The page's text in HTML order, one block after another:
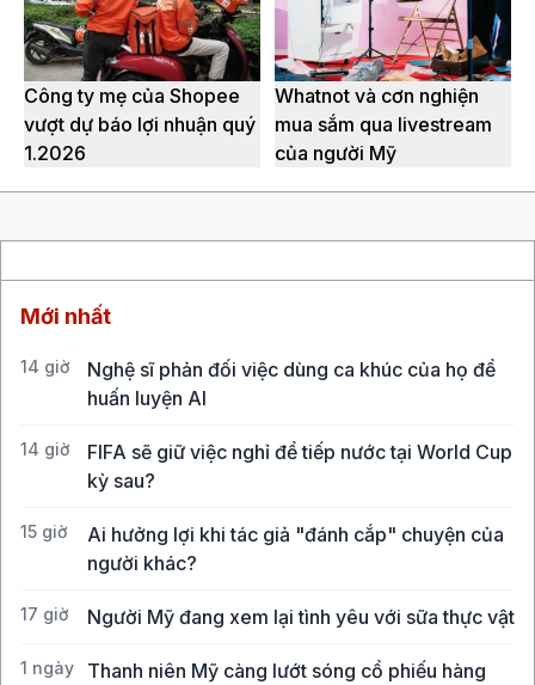
Công ty mẹ của Shopee
vượt dự báo lợi nhuận quý
1.2026
Whatnot và cơn nghiện
mua sắm qua livestream
của người Mỹ
Mới nhất
14 giờ
Nghệ sĩ phản đối việc dùng ca khúc của họ để
huấn luyện AI
14 giờ
FIFA sẽ giữ việc nghỉ để tiếp nước tại World Cup
kỳ sau?
15 giờ
Ai hưởng lợi khi tác giả "đánh cắp" chuyện của
người khác?
17 giờ Người Mỹ đang xem lại tình yêu với sữa thực vật
1 ngày
Thanh niên Mỹ càng lướt sóng cổ phiếu hàng